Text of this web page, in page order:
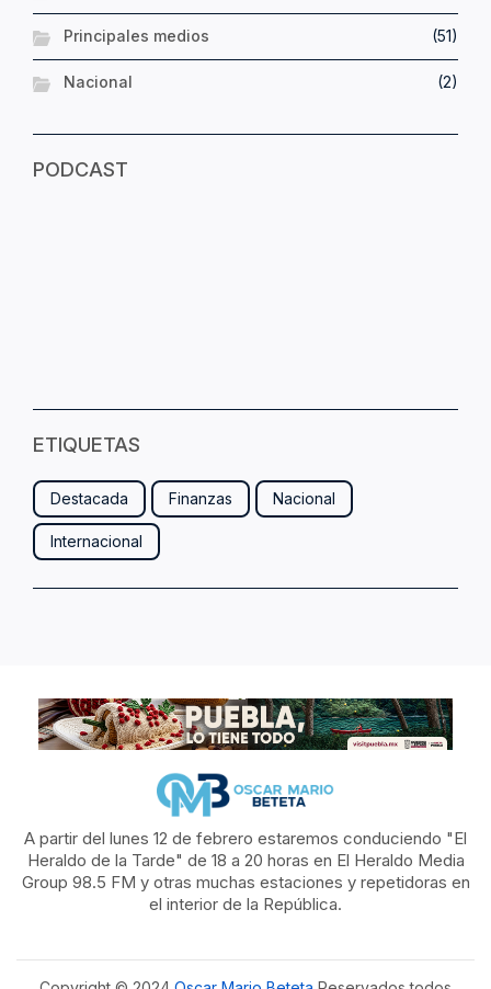
Principales medios (51)
Nacional (2)
PODCAST
ETIQUETAS
Destacada Finanzas Nacional
Internacional
A partir del lunes 12 de febrero estaremos conduciendo "El
Heraldo de la Tarde" de 18 a 20 horas en El Heraldo Media
Group 98.5 FM y otras muchas estaciones y repetidoras en
el interior de la República.